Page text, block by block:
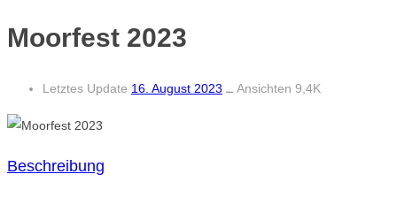
Moorfest 2023
Letztes Update 16. August 2023 ــ Ansichten 9,4K
Beschreibung